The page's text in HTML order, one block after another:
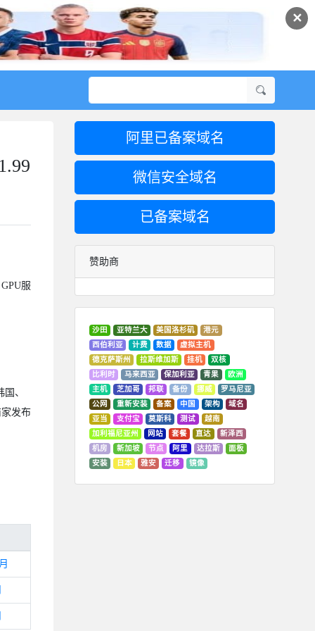
✕
服
、
发布
阿里已备案域名
微信安全域名
已备案域名
赞助商
沙田 亚特兰大 美国洛杉矶
港元
西伯利亚
计费 数据
虚拟主机
德克萨斯州
拉斯维加斯 挂机
双核
比利时
马来西亚 保加利亚 青果
欧洲
主机
芝加哥 邦联 备份 挪威
罗马尼亚
公网
重新安装 备案 中国 架构
域名
亚当
支付宝 莫斯科 测试
越南
加利福尼亚州
网站 套餐 直达
新泽西
机房
新加坡 节点 阿里 达拉斯
面板
安装
日本 雅安 迁移 镜像